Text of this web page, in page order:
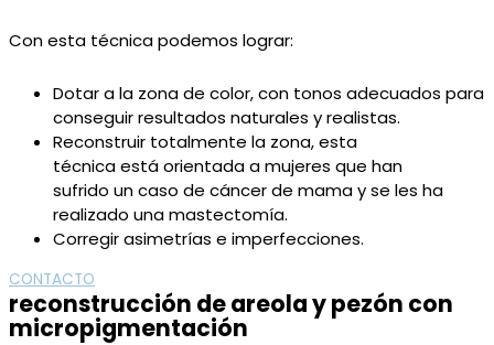
Con esta técnicapodemos lograr:
Dotara la zonade color, con tonos adecuados para
conseguir resultados naturales y realistas.
Reconstruir totalmente la zona,esta
técnicaestáorientadaamujeres que han
sufrido un caso de cáncer de mama y se les ha
realizado una mastectomía.
Corregir asimetrías e imperfecciones.
CONTACTO
reconstrucción de areola y pezón con
micropigmentación